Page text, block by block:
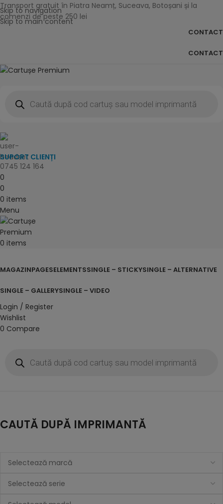
Skip to navigation
Skip to main content
Transport gratuit în Piatra Neamț, Suceava, Botoșani și la
comenzi de peste 250 lei
CONTACT
CONTACT
SUPORT CLIENȚI
0745 124 164
0
0
0 items
Menu
0 items
MAGAZINPAGESELEMENTSSINGLE – STICKYSINGLE – ALTERNATIVE
SINGLE – GALLERYSINGLE – VIDEO
Login / Register
Wishlist
0 Compare
CAUTĂ DUPĂ IMPRIMANTĂ